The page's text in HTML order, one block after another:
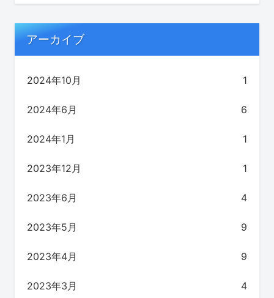
アーカイブ
2024年10月 1
2024年6月 6
2024年1月 1
2023年12月 1
2023年6月 4
2023年5月 9
2023年4月 9
2023年3月 4